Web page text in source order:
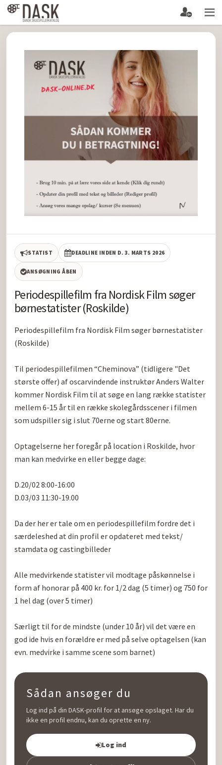
STATIST DEADLINE INDEN D. 3. MARTS 2026
ANSØGNING ÅBEN
Periodespillefilm fra Nordisk Film søger
børnestatister (Roskilde)
Periodespillefilm fra Nordisk Film søger børnestatister
(Roskilde)
Til periodespillefilmen “Cheminova” (tidligere "Det
største offer) af oscarvindende instruktør Anders Walter
kommer Nordisk Film til at søge en lang række statister
mellem 6-15 år til en række skolegårdsscener i filmen
som udspiller sig i slut 70erne og start 80erne.
Optagelserne her foregår på location i Roskilde, hvor
man kan medvirke en eller begge dage:
D.20/02 8:00-16:00
D.03/03 11:30-19.00
Da der her er tale om en periodespillefilm fordre det i
særdeleshed at din profil er opdateret med tekst/
stamdata og castingbilleder
Alle medvirkende statister vil modtage påskønnelse i
form af honorar på 400 kr. for 1/2 dag (5 timer) og 750 for
1 hel dag (over 5 timer)
Særligt til for de mindste (under 10 år) vil det være en
god ide hvis en forældre er med på selve optagelsen (kan
evn. medvirke i samme scene som barnet)
Sådan ansøger du
Log ind på din DASK-profil for at ansøge opslaget. Har du
ikke en profil endnu, kan du oprette en ny.
Log ind